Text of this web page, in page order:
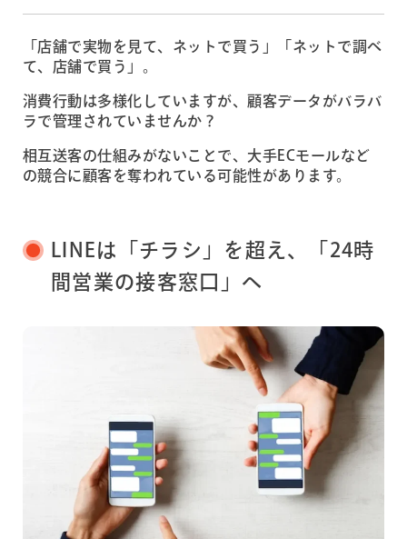
「店舗で実物を見て、ネットで買う」「ネットで調べ
て、店舗で買う」。
消費行動は多様化していますが、顧客データがバラバ
ラで管理されていませんか？
相互送客の仕組みがないことで、大手ECモールなど
の競合に顧客を奪われている可能性があります。
LINEは「チラシ」を超え、「24時
間営業の接客窓口」へ